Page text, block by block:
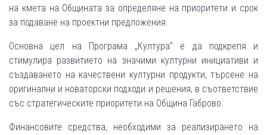
на кмета на Общината за определяне на приоритети и срок
за подаване на проектни предложения.
Основна цел на Програма „Култура“ е да подкрепя и
стимулира развитието на значими културни инициативи и
създаването на качествени културни продукти, търсене на
оригинални и новаторски подходи и решения, в съответствие
със стратегическите приоритети на Община Габрово.
Финансовите средства, необходими за реализирането на